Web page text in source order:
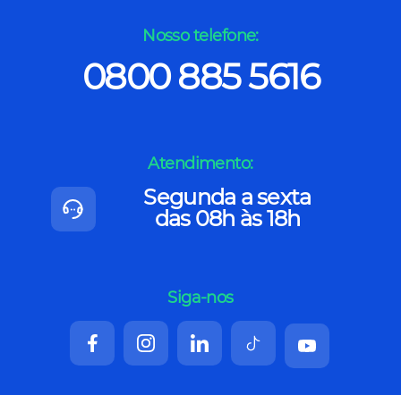
Nosso telefone:
0800 885 5616
Atendimento:
Segunda a sexta
das 08h às 18h
Siga-nos